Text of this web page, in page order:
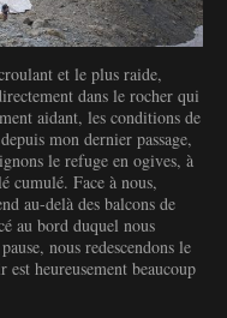
et le plus raide,
dans le rocher qui
aidant, les conditions de
mon dernier passage,
le refuge en ogives, à
cumulé. Face à nous,
au-delà des balcons de
au bord duquel nous
nous redescendons le
heureusement beaucoup